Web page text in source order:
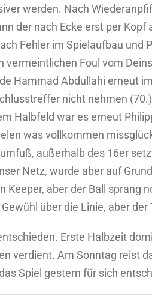
werden. Nach
der nach Ecke erst per
Fehler im Spielaufbau
vermeintlichen Foul vom
Hammad Abdullahi erneut
nicht nehmen
Halbfeld war es erneut
was vollkommen
außerhalb des 16er
Netz, wurde aber auf
Keeper, aber der Ball
über die Linie, aber
Erste Halbzeit
verdient. Am Sonntag reist
Spiel gestern für sich